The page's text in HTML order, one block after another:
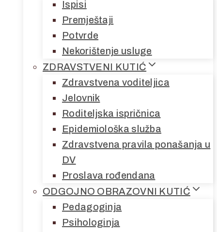
Ispisi
Premještaji
Potvrde
Nekorištenje usluge
ZDRAVSTVENI KUTIĆ
Zdravstvena voditeljica
Jelovnik
Roditeljska ispričnica
Epidemiološka služba
Zdravstvena pravila ponašanja u
DV
Proslava rođendana
ODGOJNO OBRAZOVNI KUTIĆ
Pedagoginja
Psihologinja